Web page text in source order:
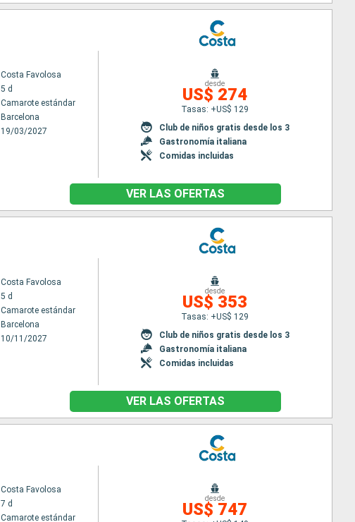
Costa Favolosa
5 d
Camarote estándar
Barcelona
19/03/2027
desde
US$ 274
Tasas: +US$ 129
Club de niños gratis desde los 3
Gastronomía italiana
Comidas incluidas
VER LAS OFERTAS
Costa Favolosa
5 d
Camarote estándar
Barcelona
10/11/2027
desde
US$ 353
Tasas: +US$ 129
Club de niños gratis desde los 3
Gastronomía italiana
Comidas incluidas
VER LAS OFERTAS
Costa Favolosa
7 d
Camarote estándar
desde
US$ 747